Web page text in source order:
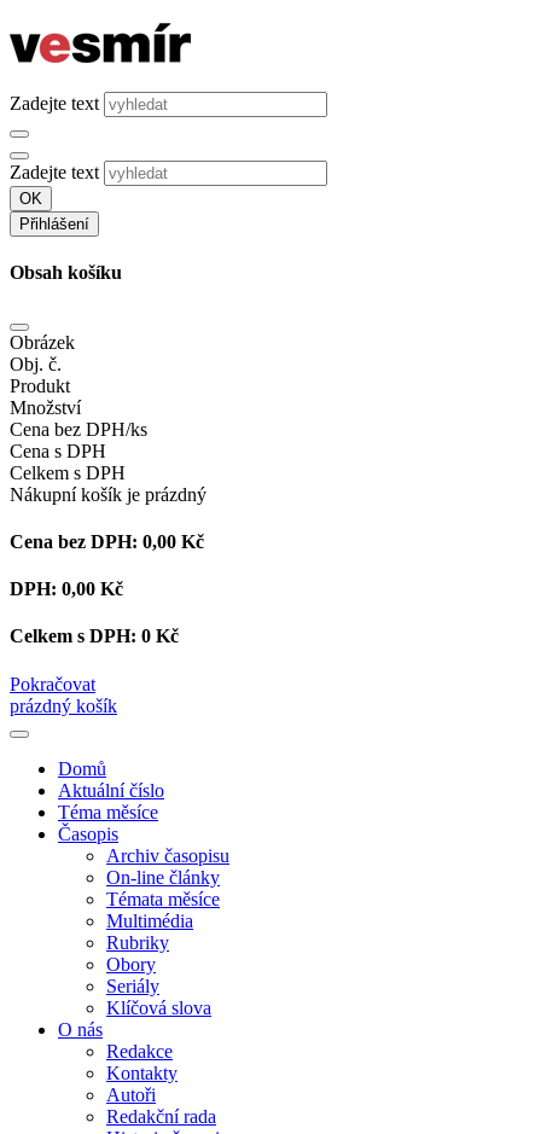
Zadejte text
Zadejte text
OK
Přihlášení
Obsah košíku
Obrázek
Obj. č.
Produkt
Množství
Cena bez DPH/ks
Cena s DPH
Celkem s DPH
Nákupní košík je prázdný
Cena bez DPH: 0,00 Kč
DPH: 0,00 Kč
Celkem s DPH: 0 Kč
Pokračovat
prázdný košík
Domů
Aktuální číslo
Téma měsíce
Časopis
Archiv časopisu
On-line články
Témata měsíce
Multimédia
Rubriky
Obory
Seriály
Klíčová slova
O nás
Redakce
Kontakty
Autoři
Redakční rada